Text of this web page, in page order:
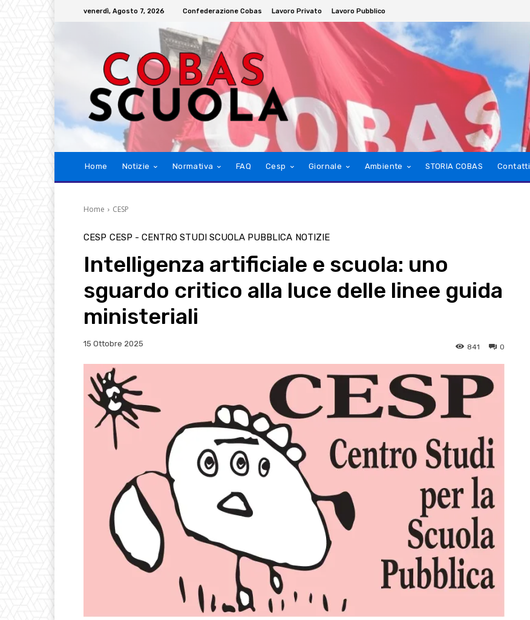
venerdì, Agosto 7, 2026 Confederazione Cobas Lavoro Privato Lavoro Pubblico
Home Notizie Normativa FAQ Cesp Giornale Ambiente STORIA COBAS Contatti
Home CESP
CESP CESP - CENTRO STUDI SCUOLA PUBBLICA NOTIZIE
Intelligenza artificiale e scuola: uno
sguardo critico alla luce delle linee guida
ministeriali
15 Ottobre 2025 0
841